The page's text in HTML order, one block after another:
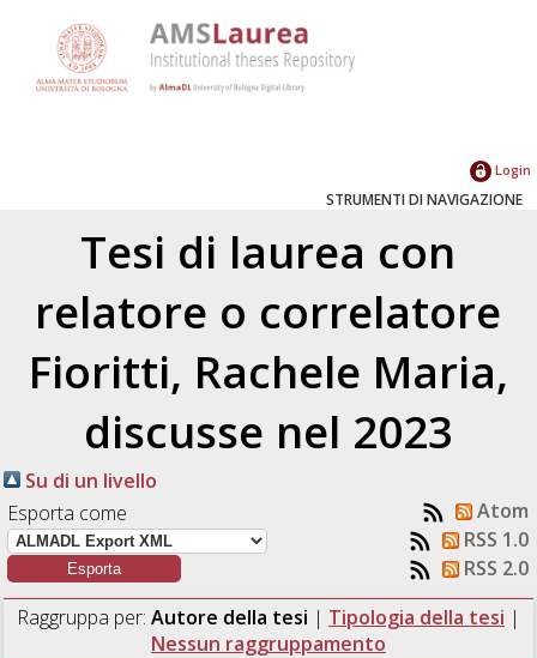
Login
STRUMENTI DI NAVIGAZIONE
Tesi di laurea con
relatore o correlatore
Fioritti, Rachele Maria,
discusse nel 2023
Su di un livello
Esporta come
Atom
RSS 1.0
RSS 2.0
Raggruppa per: Autore della tesi | Tipologia della tesi |
Nessun raggruppamento